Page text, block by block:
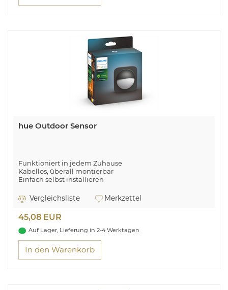
hue Outdoor Sensor
Funktioniert in jedem Zuhause
Kabellos, überall montierbar
Einfach selbst installieren
Philips Outdoor Sensor. Übertragungstechnik: Kabellos.
Befestigungstyp: Wand, Platzierung: Outdoor,
186 g. Verpackungsbreite: 72 mm, Verpackungstiefe: 146
mm, Verpackungshöhe: 174 mm
Vergleichsliste Merkzettel
45,08 EUR
Auf Lager, Lieferung in 2-4 Werktagen
In den Warenkorb